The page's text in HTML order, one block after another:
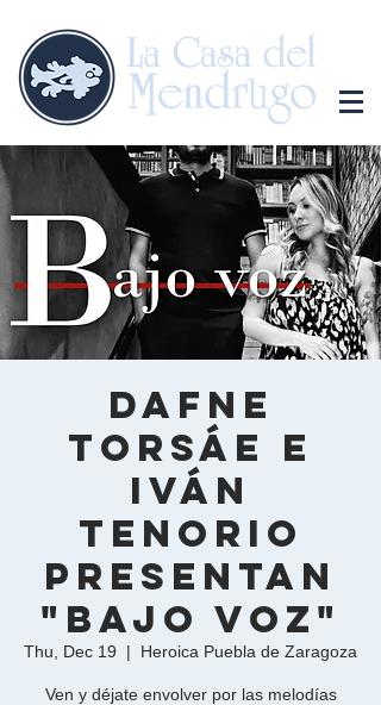
Dafne
Torsáe e
Iván
Tenorio
presentan
"Bajo Voz"
Thu, Dec 19
  |
Heroica Puebla de Zaragoza
Ven y déjate envolver por las melodías